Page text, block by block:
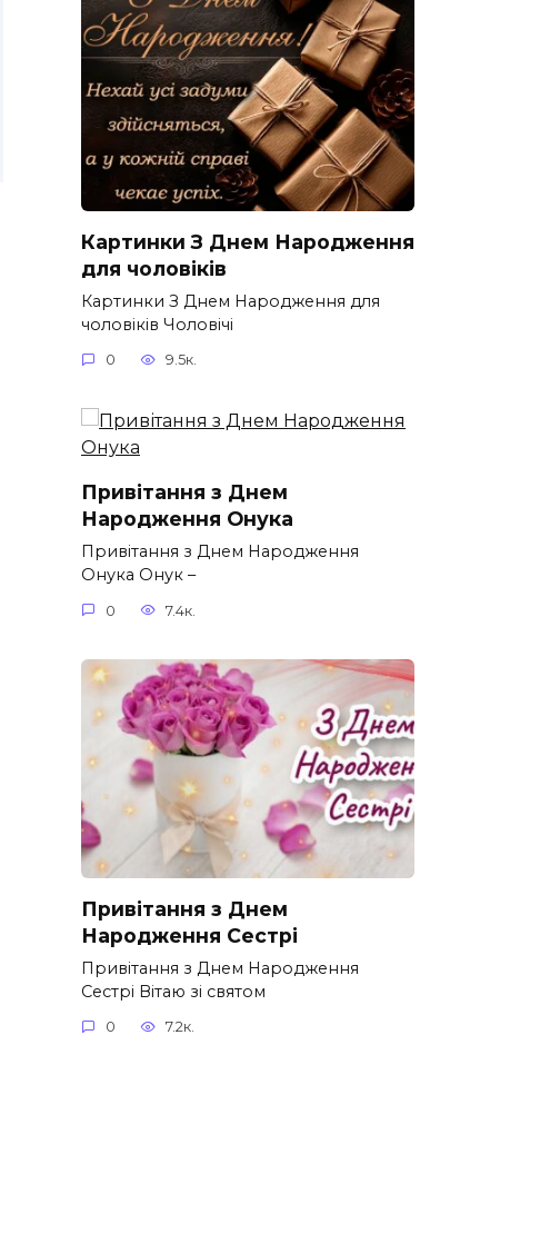
Картинки З Днем Народження
для чоловіків​
Картинки З Днем Народження для
чоловіків​ Чоловічі
0 9.5к.
Привітання з Днем
Народження Онука
Привітання з Днем Народження
Онука Онук –
0 7.4к.
Привітання з Днем
Народження Сестрі
Привітання з Днем Народження
Сестрі Вітаю зі святом
0 7.2к.